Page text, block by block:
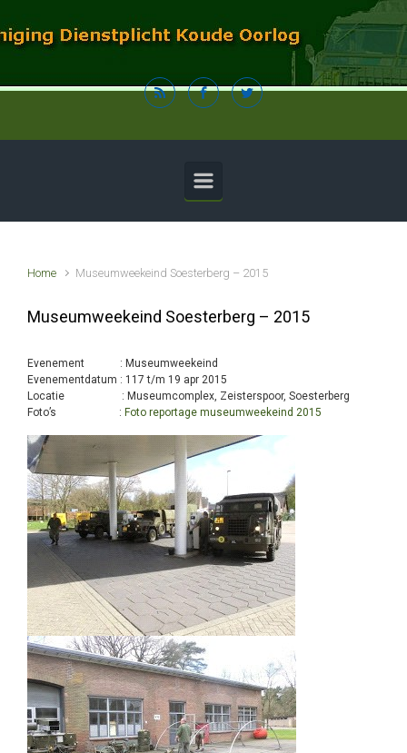
Home Museumweekeind Soesterberg – 2015
Museumweekeind Soesterberg – 2015
Evenement : Museumweekeind
Evenementdatum : 117 t/m 19 apr 2015
Locatie : Museumcomplex, Zeisterspoor, Soesterberg
Foto’s : Foto reportage museumweekeind 2015